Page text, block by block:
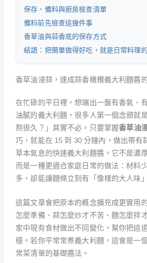
保存、備料與廚房檢查清單
備料前先檢查這幾件事
香草油與蒜香底的保存方式
結語：把簡單做得好吃，就是日常料理
香草油浸蒜，速成蒜香橄欖義大利麵醬
在忙碌的平日裡，想端出一盤有香氣、
油膩的義大利麵，很多人第一個念頭就
熬很久？」其實不必。只要掌握香草油
巧，就能在 15 到 30 分鐘內，做出帶有
草本氣息的快速義大利麵醬。它不是濃
而是一種更適合家庭日常的做法：材料
多，卻能讓麵條立刻有「像樣的大人味
這篇文章會把原本的概念擴充成更實用
怎麼準備、蒜怎麼炒才不苦、麵怎麼拌
家中現有食材做出不同變化，幫你把這
穩。若你平常常煮義大利麵，這會是一
常菜清單的基礎醬法。